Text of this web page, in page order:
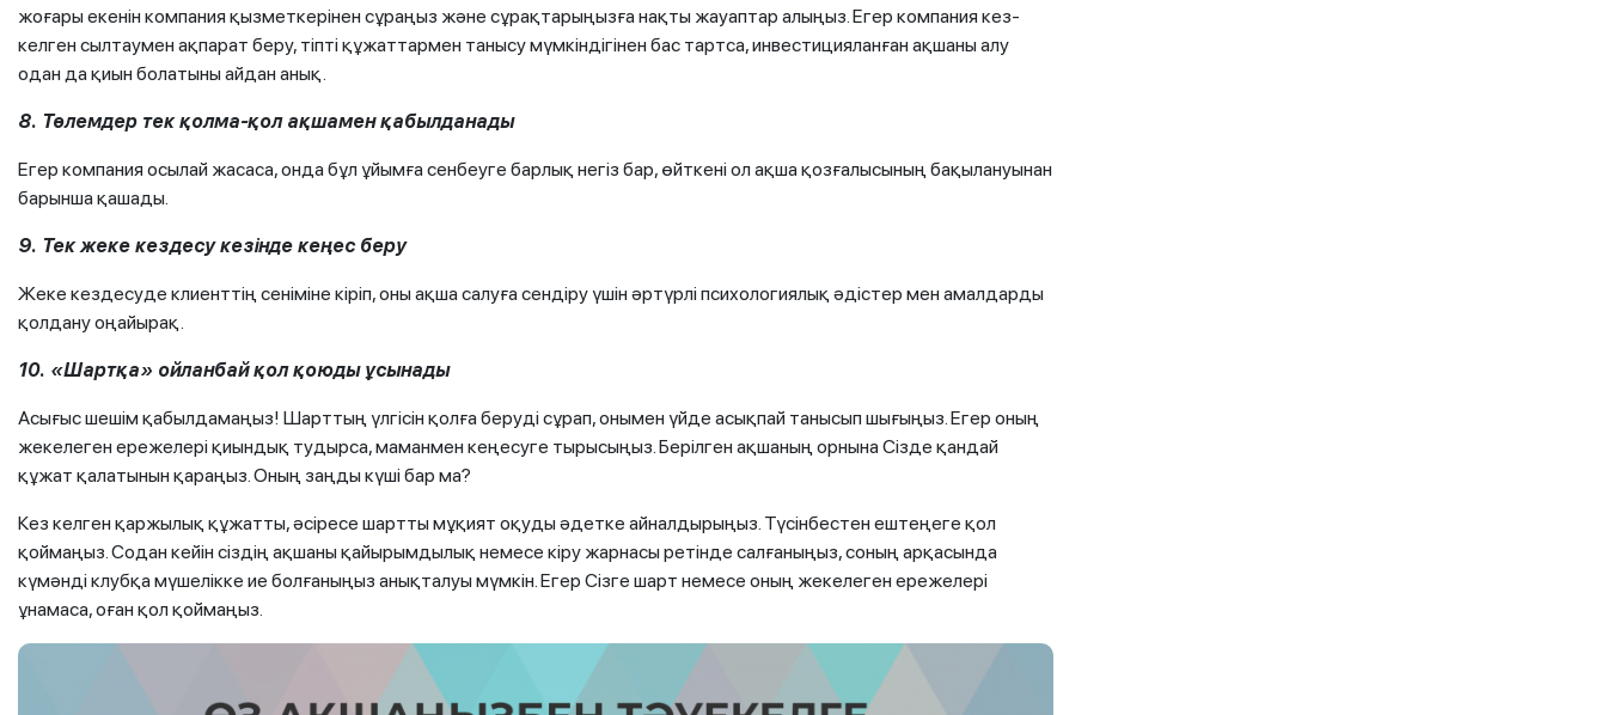
жоғары екенін компания қызметкерінен сұраңыз және сұрақтарыңызға нақты жауаптар алыңыз. Егер компания кез-
келген сылтаумен ақпарат беру, тіпті құжаттармен танысу мүмкіндігінен бас тартса, инвестицияланған ақшаны алу
одан да қиын болатыны айдан анық.
8. Төлемдер тек қолма-қол ақшамен қабылданады
Егер компания осылай жасаса, онда бұл ұйымға сенбеуге барлық негіз бар, өйткені ол ақша қозғалысының бақылануынан
барынша қашады.
9. Тек жеке кездесу кезінде кеңес беру
Жеке кездесуде клиенттің сеніміне кіріп, оны ақша салуға сендіру үшін әртүрлі психологиялық әдістер мен амалдарды
қолдану оңайырақ.
10. «Шартқа» ойланбай қол қоюды ұсынады
Асығыс шешім қабылдамаңыз! Шарттың үлгісін қолға беруді сұрап, онымен үйде асықпай танысып шығыңыз. Егер оның
жекелеген ережелері қиындық тудырса, маманмен кеңесуге тырысыңыз. Берілген ақшаның орнына Сізде қандай
құжат қалатынын қараңыз. Оның заңды күші бар ма?
Кез келген қаржылық құжатты, әсіресе шартты мұқият оқуды әдетке айналдырыңыз. Түсінбестен ештеңеге қол
қоймаңыз. Содан кейін сіздің ақшаны қайырымдылық немесе кіру жарнасы ретінде салғаныңыз, соның арқасында
күмәнді клубқа мүшелікке ие болғаныңыз анықталуы мүмкін. Егер Сізге шарт немесе оның жекелеген ережелері
ұнамаса, оған қол қоймаңыз.